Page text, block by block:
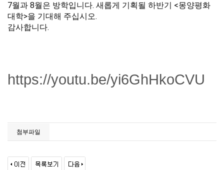
7월과 8월은 방학입니다. 새롭게 기획될 하반기 <몽양평화
대학>을 기대해 주십시오.
감사합니다.
https://youtu.be/yi6GhHkoCVU
첨부파일